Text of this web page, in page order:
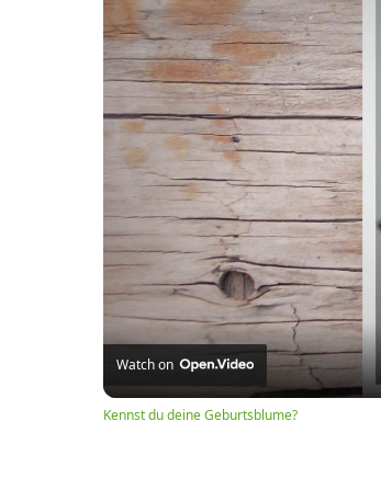
Watch on
Kennst du deine Geburtsblume?